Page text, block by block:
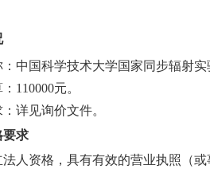
：中国科学技术大学国家同步辐射
110000元。
详见询价文件。
要求
法人资格，具有有效的营业执照（